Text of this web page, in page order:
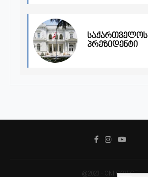
საქართველოს
პრეზიდენტი
@2023 - ONI.GOV.GE